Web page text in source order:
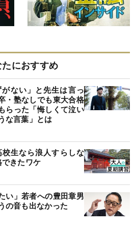
たにおすすめ
がない」と先生は言っ
・塾なしでも東大合格
らった「悔しくて泣い
な言葉」とは
生なら浪人すらしな
きたワケ
い」若者への豊田章男
の音も出なかった